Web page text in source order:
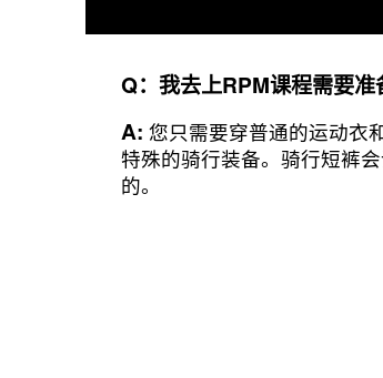
Q：我去上RPM课程需要准
A: 您只需要穿普通的运动衣
特殊的骑行装备。骑行短裤
的。